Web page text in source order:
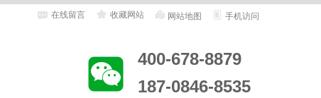
在线留言 收藏网站 网站地图 手机访问
400-678-8879
187-0846-8535